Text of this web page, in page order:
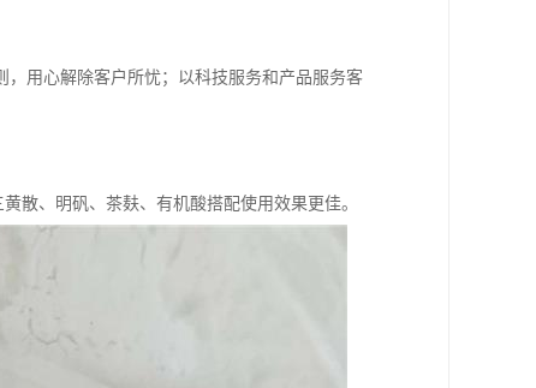
用心解除客户所忧；以科技服务和产品服务客
散、明矾、茶麸、有机酸搭配使用效果更佳。